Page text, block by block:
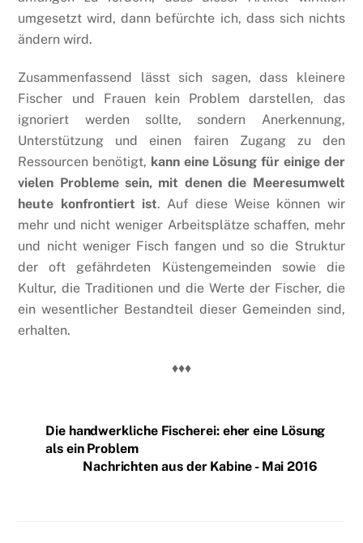
umgesetzt wird, dann befürchte ich, dass sich nichts
ändern wird.
Zusammenfassend lässt sich sagen, dass kleinere
Fischer und Frauen kein Problem darstellen, das
ignoriert werden sollte, sondern Anerkennung,
Unterstützung und einen fairen Zugang zu den
Ressourcen benötigt, kann eine Lösung für einige der
vielen Probleme sein, mit denen die Meeresumwelt
heute konfrontiert ist. Auf diese Weise können wir
mehr und nicht weniger Arbeitsplätze schaffen, mehr
und nicht weniger Fisch fangen und so die Struktur
der oft gefährdeten Küstengemeinden sowie die
Kultur, die Traditionen und die Werte der Fischer, die
ein wesentlicher Bestandteil dieser Gemeinden sind,
erhalten.
♦♦♦
Die handwerkliche Fischerei: eher eine Lösung
als ein Problem
Nachrichten aus der Kabine - Mai 2016